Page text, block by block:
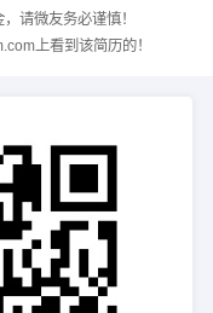
请微友务必谨慎！
上看到该简历的！